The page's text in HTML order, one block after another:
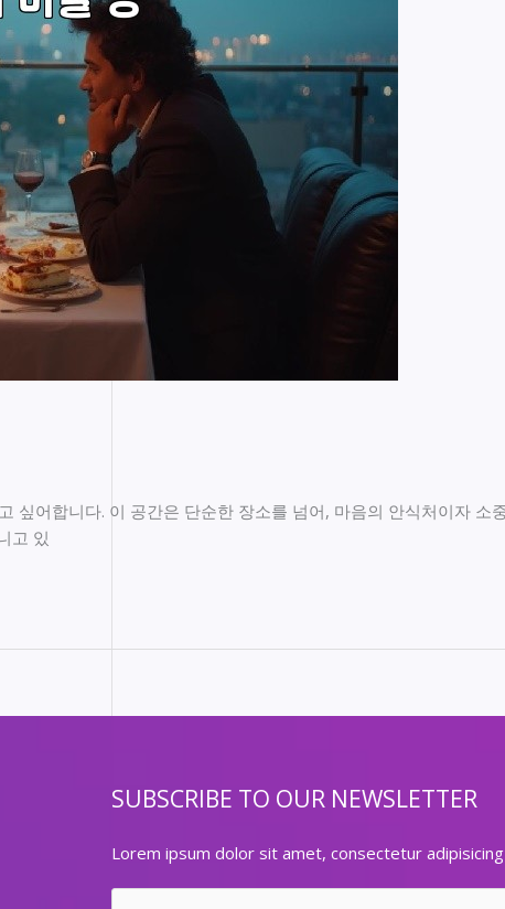
싶어합니다. 이 공간은 단순한 장소를 넘어, 마음의 안식처이자 소
고 있
SUBSCRIBE TO OUR NEWSLETTER
Lorem ipsum dolor sit amet, consectetur